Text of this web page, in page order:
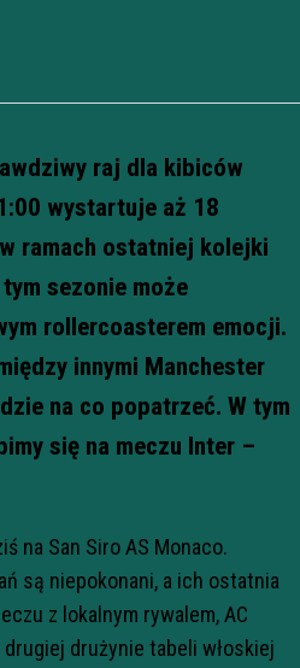
raj dla kibiców
wystartuje aż 18
ramach ostatniej kolejki
sezonie może
rollercoasterem emocji.
innymi Manchester
na co popatrzeć. W tym
się na meczu Inter –
na San Siro AS Monaco.
są niepokonani, a ich ostatnia
z lokalnym rywalem, AC
drużynie tabeli włoskiej